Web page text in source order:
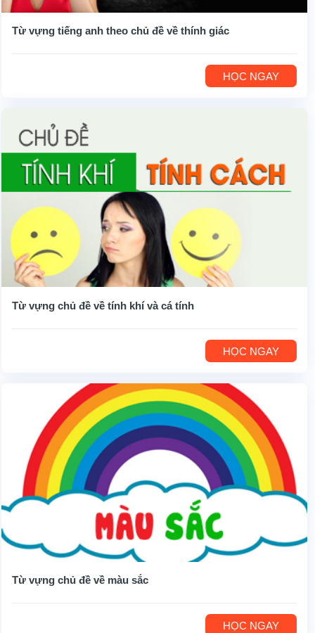
Từ vựng tiếng anh theo chủ đề về thính giác
HỌC NGAY
Từ vựng chủ đề về tính khí và cá tính
HỌC NGAY
Từ vựng chủ đề về màu sắc
HỌC NGAY